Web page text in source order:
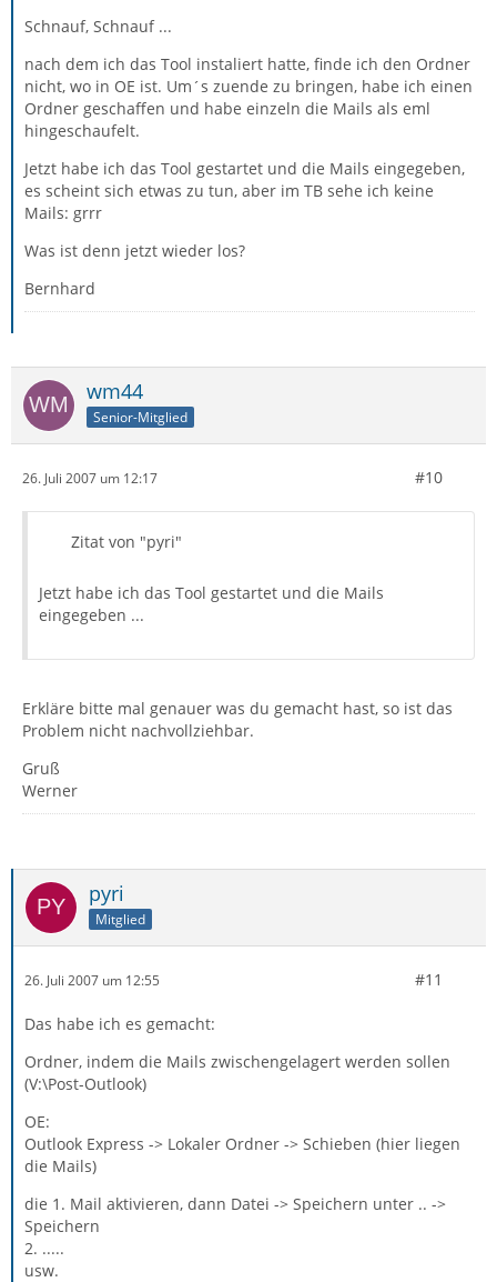
Schnauf, Schnauf ...
nach dem ich das Tool instaliert hatte, finde ich den Ordner
nicht, wo in OE ist. Um´s zuende zu bringen, habe ich einen
Ordner geschaffen und habe einzeln die Mails als eml
hingeschaufelt.
Jetzt habe ich das Tool gestartet und die Mails eingegeben,
es scheint sich etwas zu tun, aber im TB sehe ich keine
Mails: grrr
Was ist denn jetzt wieder los?
Bernhard
wm44
Senior-Mitglied
26. Juli 2007 um 12:17 #10
Zitat von "pyri"
Jetzt habe ich das Tool gestartet und die Mails
eingegeben ...
Erkläre bitte mal genauer was du gemacht hast, so ist das
Problem nicht nachvollziehbar.
Gruß
Werner
pyri
Mitglied
26. Juli 2007 um 12:55 #11
Das habe ich es gemacht:
Ordner, indem die Mails zwischengelagert werden sollen
(V:\Post-Outlook)
OE:
Outlook Express -> Lokaler Ordner -> Schieben (hier liegen
die Mails)
die 1. Mail aktivieren, dann Datei -> Speichern unter .. ->
Speichern
2. .....
usw.